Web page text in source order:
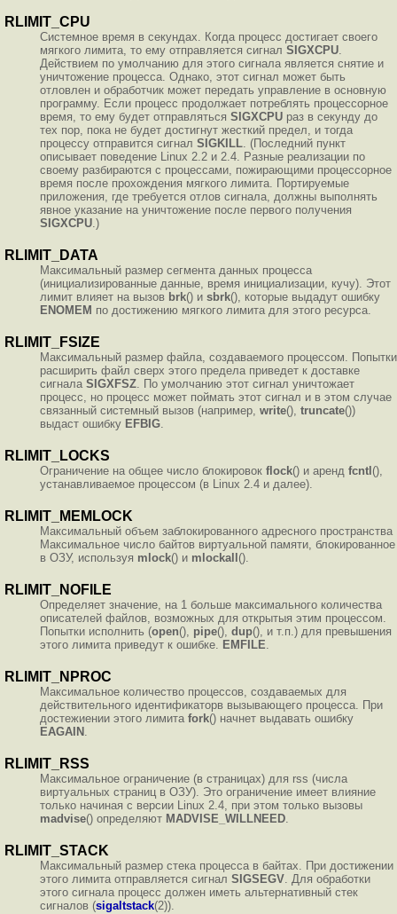
RLIMIT_CPU
Системное время в секундах. Когда процесс достигает своего
мягкого лимита, то ему отправляется сигнал SIGXCPU.
Действием по умолчанию для этого сигнала является снятие и
уничтожение процесса. Однако, этот сигнал может быть
отловлен и обработчик может передать управление в основную
программу. Если процесс продолжает потреблять процессорное
время, то ему будет отправляться SIGXCPU раз в секунду до
тех пор, пока не будет достигнут жесткий предел, и тогда
процессу отправится сигнал SIGKILL. (Последний пункт
описывает поведение Linux 2.2 и 2.4. Разные реализации по
своему разбираются с процессами, пожирающими процессорное
время после прохождения мягкого лимита. Портируемые
приложения, где требуется отлов сигнала, должны выполнять
явное указание на уничтожение после первого получения
SIGXCPU.)
RLIMIT_DATA
Максимальный размер сегмента данных процесса
(инициализированные данные, время инициализации, кучу). Этот
лимит влияет на вызов brk() и sbrk(), которые выдадут ошибку
ENOMEM по достижению мягкого лимита для этого ресурса.
RLIMIT_FSIZE
Максимальный размер файла, создаваемого процессом. Попытки
расширить файл сверх этого предела приведет к доставке
сигнала SIGXFSZ. По умолчанию этот сигнал уничтожает
процесс, но процесс может поймать этот сигнал и в этом случае
связанный системный вызов (например, write(), truncate())
выдаст ошибку EFBIG.
RLIMIT_LOCKS
Ограничение на общее число блокировок flock() и аренд fcntl (),
устанавливаемое процессом (в Linux 2.4 и далее).
RLIMIT_MEMLOCK
Максимальный объем заблокированного адресного пространства
Максимальное число байтов виртуальной памяти, блокированное
в ОЗУ, используя mlock() и mlockall ().
RLIMIT_NOFILE
Определяет значение, на 1 больше максимального количества
описателей файлов, возможных для открытыя этим процессом.
Попытки исполнить (open(), pipe(), dup(), и т.п.) для превышения
этого лимита приведут к ошибке. EMFILE.
RLIMIT_NPROC
Максимальное количество процессов, создаваемых для
действительного идентификаторв вызывающего процесса. При
достежиении этого лимита fork() начнет выдавать ошибку
EAGAIN .
RLIMIT_RSS
Максимальное ограничение (в страницах) для rss (числа
виртуальных страниц в ОЗУ). Это ограничение имеет влияние
только начиная с версии Linux 2.4, при этом только вызовы
madvise() определяют MADVISE_WILLNEED.
RLIMIT_STACK
Максимальный размер стека процесса в байтах. При достижении
этого лимита отправляется сигнал SIGSEGV. Для обработки
этого сигнала процесс должен иметь альтернативный стек
сигналов (sigaltstack(2)).